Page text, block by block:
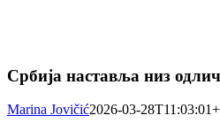
Србија наставља низ
Marina Jovičić2026-03-